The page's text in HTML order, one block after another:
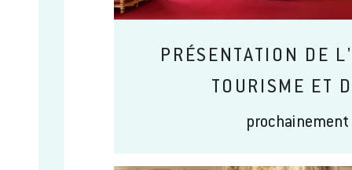
PRÉSENTATION DE
TOURISME ET